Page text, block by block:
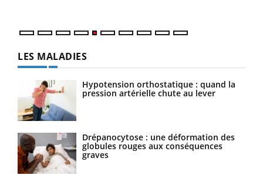
LES MALADIES
Hypotension orthostatique : quand la
pression artérielle chute au lever
Drépanocytose : une déformation des
globules rouges aux conséquences
graves